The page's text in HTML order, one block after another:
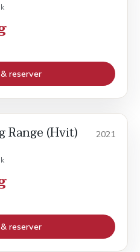
reserver
Range (Hvit) 2021
reserver